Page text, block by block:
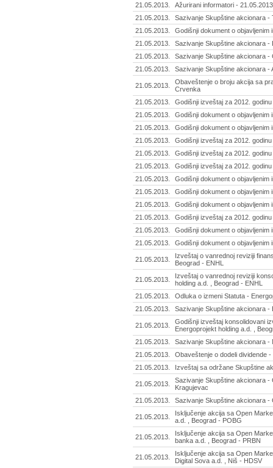
21.05.2013.
Ažurirani informatori - 21.05.2013
21.05.2013.
Sazivanje Skupštine akcionara -
21.05.2013.
Godišnji dokument o
21.05.2013.
Sazivanje Skupštine akcionara -
21.05.2013.
Sazivanje Skupštine akcionara -
21.05.2013.
Sazivanje Skupštine akcionara -
21.05.2013.
Obaveštenje o broju akcija sa
Crvenka
21.05.2013.
Godišnji izveštaj za 2012.
21.05.2013.
Godišnji dokument o
21.05.2013.
Godišnji dokument o objavljenim
21.05.2013.
Godišnji izveštaj za 2012.
21.05.2013.
Godišnji izveštaj za 2012.
21.05.2013.
Godišnji izveštaj za 2012.
21.05.2013.
Godišnji dokument o
21.05.2013.
Godišnji dokument o objavljenim
21.05.2013.
Godišnji dokument o objavljenim
21.05.2013.
Godišnji izveštaj za 2012.
21.05.2013.
Godišnji dokument o objavljenim
21.05.2013.
Godišnji dokument o
21.05.2013.
Izveštaj o vanrednoj reviziji
Beograd - ENHL
21.05.2013.
Izveštaj o vanrednoj reviziji
holding a.d. , Beograd - ENHL
21.05.2013.
Odluka o izmeni Statuta -
21.05.2013.
Sazivanje Skupštine akcionara -
21.05.2013.
Godišnji izveštaj konsolidovani
Energoprojekt holding a.d. ,
21.05.2013.
Sazivanje Skupštine akcionara -
21.05.2013.
Obaveštenje o dodeli dividende
21.05.2013.
Izveštaj sa održane Skupštine
21.05.2013.
Sazivanje Skupštine akcionara
Kragujevac
21.05.2013.
Sazivanje Skupštine akcionara -
21.05.2013.
Isključenje akcija sa Open
a.d. , Beograd - POBG
21.05.2013.
Isključenje akcija sa Open
banka a.d. , Beograd - PRBN
21.05.2013.
Isključenje akcija sa Open
Digital Sova a.d. , Niš - HDSV